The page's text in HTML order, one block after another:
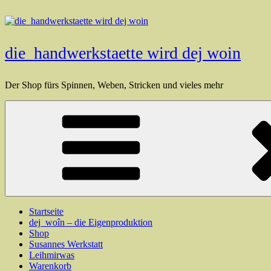
Inhalt
die_handwerkstaette wird dej woin
Der Shop fürs Spinnen, Weben, Stricken und vieles mehr
Startseite
dej_woîn – die Eigenproduktion
Shop
Susannes Werkstatt
Leihmirwas
Warenkorb